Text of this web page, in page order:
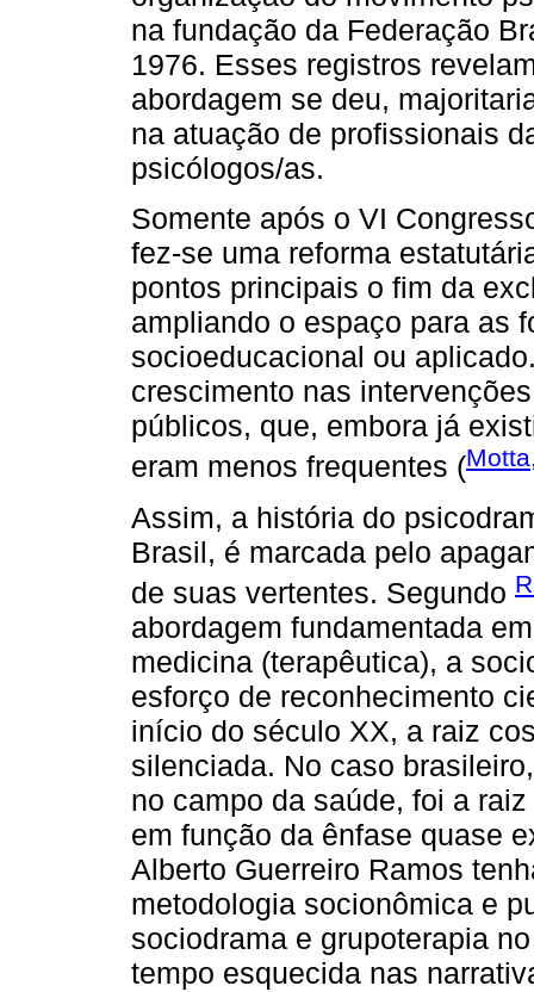
na fundação da Federação
1976. Esses registros
abordagem se deu,
na atuação de profissionais
psicólogos/as.
Somente após o VI
fez-se uma reforma
pontos principais o fim da
ampliando o espaço para as
socioeducacional ou
crescimento nas
públicos, que, embora já
eram menos frequentes (
Assim, a história do
Brasil, é marcada pelo
de suas vertentes. Segundo
abordagem fundamentada
medicina (terapêutica), a
esforço de reconhecimento
início do século XX, a raiz
silenciada. No caso
no campo da saúde, foi a
em função da ênfase quase
Alberto Guerreiro Ramos
metodologia socionômica e
sociodrama e grupoterapia
tempo esquecida nas